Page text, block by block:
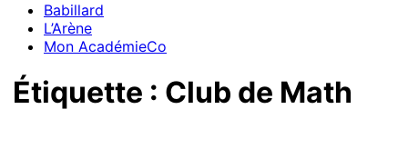
Babillard
L’Arène
Mon AcadémieCo
Étiquette : Club de Math